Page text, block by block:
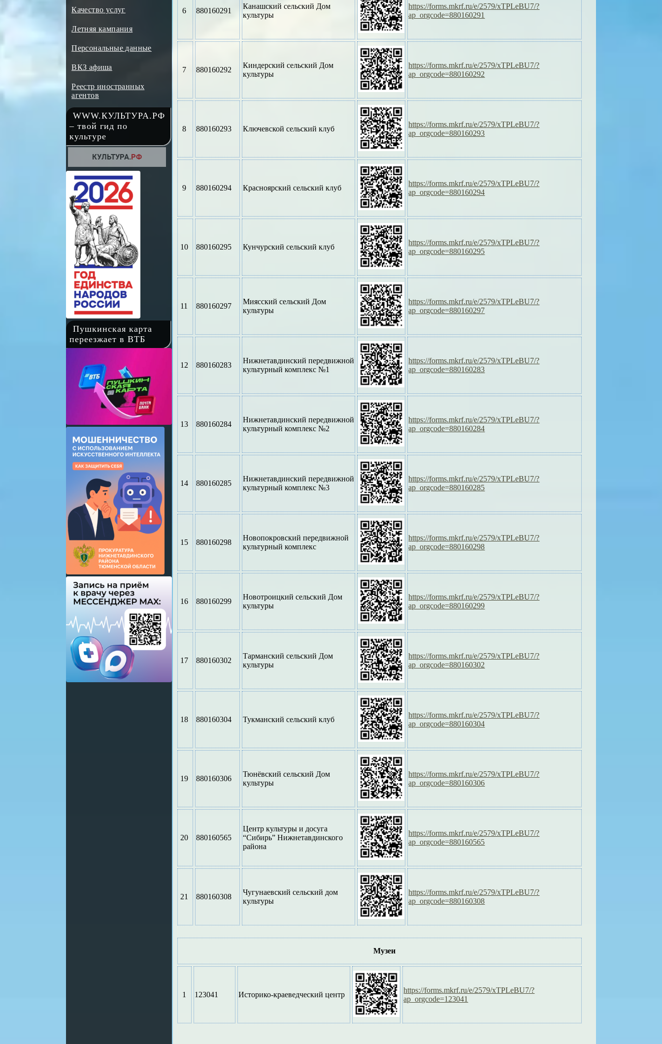
Качество услуг
Летняя кампания
Персональные данные
ВКЗ афиша
Реестр иностранных
агентов
WWW.КУЛЬТУРА.РФ
– твой гид по
культуре
Пушкинская карта
переезжает в ВТБ
6 880160291
Канашский сельский Дом
культуры
https://forms.mkrf.ru/e/2579/xTPLeBU7/?
ap_orgcode=880160291
7 880160292
Киндерский сельский Дом
культуры
https://forms.mkrf.ru/e/2579/xTPLeBU7/?
ap_orgcode=880160292
8 880160293 Ключевской сельский клуб
https://forms.mkrf.ru/e/2579/xTPLeBU7/?
ap_orgcode=880160293
9 880160294 Красноярский сельский клуб
https://forms.mkrf.ru/e/2579/xTPLeBU7/?
ap_orgcode=880160294
10 880160295 Кунчурский сельский клуб
https://forms.mkrf.ru/e/2579/xTPLeBU7/?
ap_orgcode=880160295
11 880160297
Миясский сельский Дом
культуры
https://forms.mkrf.ru/e/2579/xTPLeBU7/?
ap_orgcode=880160297
12 880160283
Нижнетавдинский передвижной
культурный комплекс №1
https://forms.mkrf.ru/e/2579/xTPLeBU7/?
ap_orgcode=880160283
13 880160284
Нижнетавдинский передвижной
культурный комплекс №2
https://forms.mkrf.ru/e/2579/xTPLeBU7/?
ap_orgcode=880160284
14 880160285
Нижнетавдинский передвижной
культурный комплекс №3
https://forms.mkrf.ru/e/2579/xTPLeBU7/?
ap_orgcode=880160285
15 880160298
Новопокровский передвижной
культурный комплекс
https://forms.mkrf.ru/e/2579/xTPLeBU7/?
ap_orgcode=880160298
16 880160299
Новотроицкий сельский Дом
культуры
https://forms.mkrf.ru/e/2579/xTPLeBU7/?
ap_orgcode=880160299
17 880160302
Тарманский сельский Дом
культуры
https://forms.mkrf.ru/e/2579/xTPLeBU7/?
ap_orgcode=880160302
18 880160304 Тукманский сельский клуб
https://forms.mkrf.ru/e/2579/xTPLeBU7/?
ap_orgcode=880160304
19 880160306
Тюнёвский сельский Дом
культуры
https://forms.mkrf.ru/e/2579/xTPLeBU7/?
ap_orgcode=880160306
20 880160565
Центр культуры и досуга
“Сибирь” Нижнетавдинского
района
https://forms.mkrf.ru/e/2579/xTPLeBU7/?
ap_orgcode=880160565
21 880160308
Чугунаевский сельский дом
культуры
https://forms.mkrf.ru/e/2579/xTPLeBU7/?
ap_orgcode=880160308
Музеи
1 123041 Историко-краеведческий центр
https://forms.mkrf.ru/e/2579/xTPLeBU7/?
ap_orgcode=123041